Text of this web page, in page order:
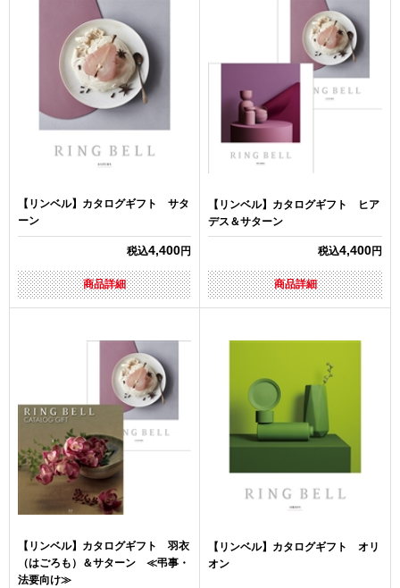
【リンベル】カタログギフト サタ
ーン
税込4,400円
商品詳細
【リンベル】カタログギフト ヒア
デス＆サターン
税込4,400円
商品詳細
【リンベル】カタログギフト 羽衣
（はごろも）＆サターン ≪弔事・
法要向け≫
【リンベル】カタログギフト オリ
オン